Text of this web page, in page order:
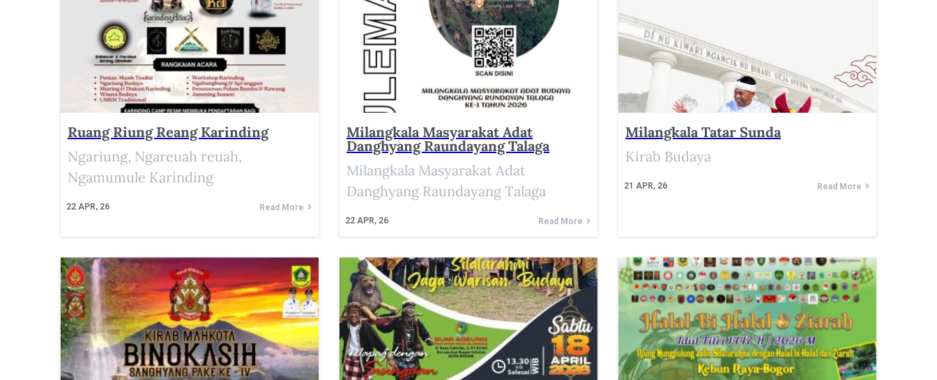
Ruang Riung Reang Karinding
22 APR, 26
Ngariung, Ngareuah reuah,
Ngamumule Karinding
Read More
Milangkala Masyarakat Adat
Danghyang Raundayang Talaga
22 APR, 26
Milangkala Masyarakat Adat
Danghyang Raundayang Talaga
Read More
Milangkala Tatar Sunda
21 APR, 26
Kirab Budaya
Read More